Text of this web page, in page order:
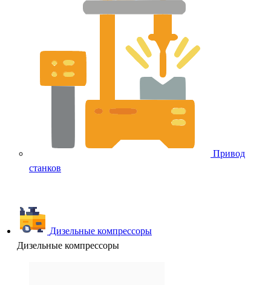
Привод
станков
Дизельные компрессоры
Дизельные компрессоры